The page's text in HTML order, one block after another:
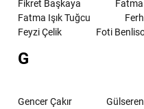
Fikret Başkaya
Fatma Işık Tuğcu
Feyzi Çelik
Foti
G
Gencer Çakır